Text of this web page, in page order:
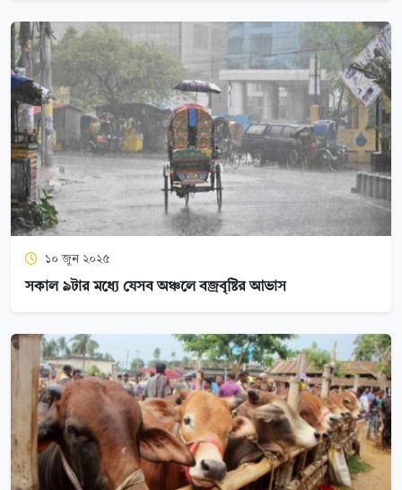
১০ জুন ২০২৫
সকাল ৯টার মধ্যে যেসব অঞ্চলে বজ্রবৃষ্টির আভাস